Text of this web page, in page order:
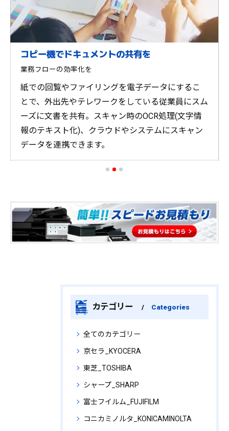
コピー機でドキュメントの共有を
業務フローの効率化を
紙での回覧やファイリングを電子データにするこ
とで、外出先やテレワークをしている従業員にスム
ーズに文書を共有。スキャン時のOCR処理(文字情
報のテキスト化)、クラウドやシステムにスキャン
データを連携できます。
カテゴリー Categories
全てのカテゴリー
京セラ_KYOCERA
東芝_TOSHIBA
シャープ_SHARP
富士フイルム_FUJIFILM
コニカミノルタ_KONICAMINOLTA